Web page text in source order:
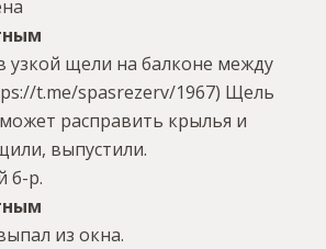
узкой щели на балконе между
t.me/spasrezerv/1967) Щель
расправить крылья и
выпустили.
б-р.
из окна.